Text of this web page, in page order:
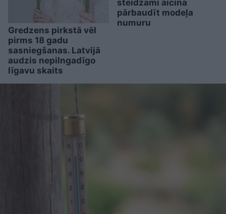
Gredzens pirkstā vēl
pirms 18 gadu
sasniegšanas. Latvijā
audzis nepilngadīgo
līgavu skaits
steidzami aicina
pārbaudīt modeļa
numuru